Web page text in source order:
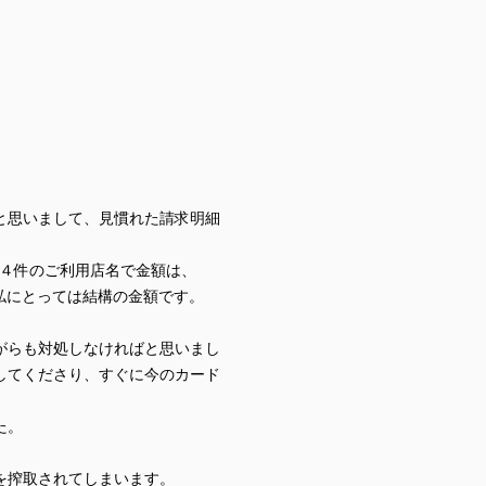
いまして、見慣れた請求明細
件のご利用店名で金額は、
とっては結構の金額です。
も対処しなければと思いまし
くださり、すぐに今のカード
取されてしまいます。